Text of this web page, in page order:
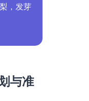
，发芽
与准